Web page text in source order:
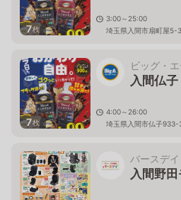
7枚
3:00～25:00
埼玉県入間市扇町屋5-
7枚
ビッグ・
入間仏子
4:00～26:00
埼玉県入間市仏子933-
バースデイ
入間野